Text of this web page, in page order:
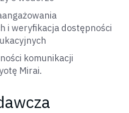
i weryfikacja dostępności
komunikacji
Mirai.